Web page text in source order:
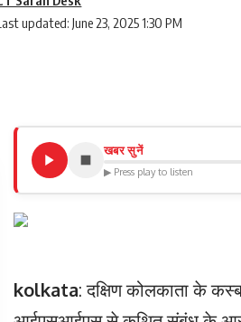
updated: June 23, 2025 1:30 PM
खबर सुनें
▶ Press play to listen
kolkata: दक्षिण कोलकाता के